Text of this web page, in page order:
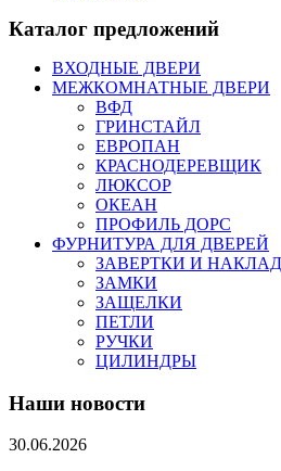
Каталог предложений
ВХОДНЫЕ ДВЕРИ
МЕЖКОМНАТНЫЕ ДВЕРИ
ВФД
ГРИНСТАЙЛ
ЕВРОПАН
КРАСНОДЕРЕВЩИК
ЛЮКСОР
ОКЕАН
ПРОФИЛЬ ДОРС
ФУРНИТУРА ДЛЯ ДВЕРЕЙ
ЗАВЕРТКИ И
ЗАМКИ
ЗАЩЕЛКИ
ПЕТЛИ
РУЧКИ
ЦИЛИНДРЫ
Наши новости
30.06.2026